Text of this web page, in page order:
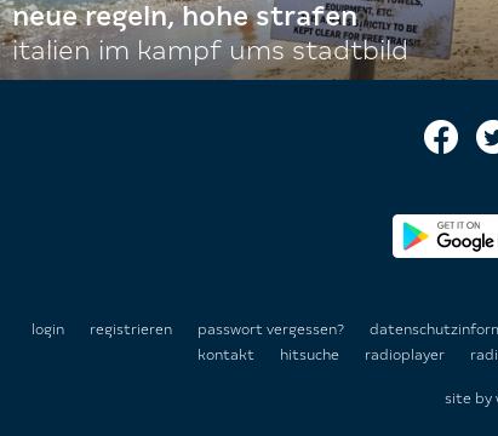
neue regeln, hohe strafen
italien im kampf ums stadtbild
login registrieren passwort vergessen?
kontakt
hitsuche radioplayer
site by